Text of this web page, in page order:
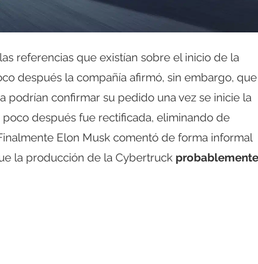
referencias que existían sobre el inicio de la
después la compañía afirmó, sin embargo, que
podrían confirmar su pedido una vez se inicie la
después fue rectificada, eliminando de
Elon Musk comentó de forma informal
la producción de la Cybertruck probablemente